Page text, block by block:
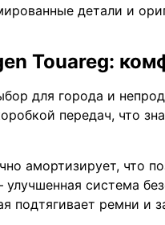
детали и
Touareg:
для города и
передач, что
амортизирует, что
система
подтягивает ремни и